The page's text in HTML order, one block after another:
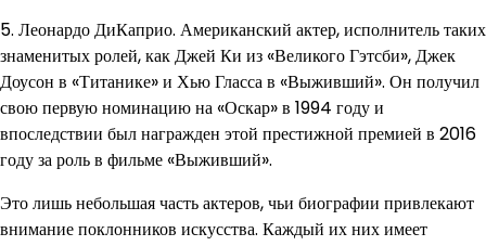
5. Леонардо ДиКаприо. Американский актер, исполнитель таких
знаменитых ролей, как Джей Ки из «Великого Гэтсби», Джек
Доусон в «Титанике» и Хью Гласса в «Выживший». Он получил
свою первую номинацию на «Оскар» в 1994 году и
впоследствии был награжден этой престижной премией в 2016
году за роль в фильме «Выживший».
Это лишь небольшая часть актеров, чьи биографии привлекают
внимание поклонников искусства. Каждый их них имеет